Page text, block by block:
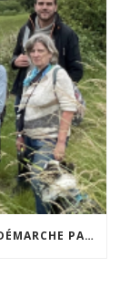
VISITE PARTAGÉE À WALCOURT : UNE DÉMARCHE PARTICIPATIVE ANIMÉE PAR ESPACE ENVIRONNEMENT